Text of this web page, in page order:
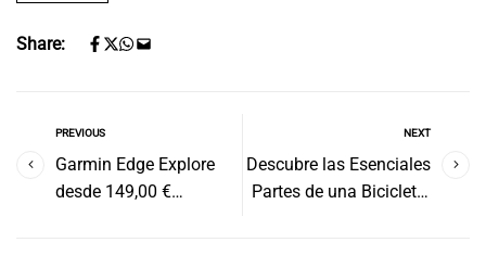
Share:
PREVIOUS
Garmin Edge Explore
desde 149,00 €
NEXT
Descubre las Esenciales
Partes de una Bicicleta: